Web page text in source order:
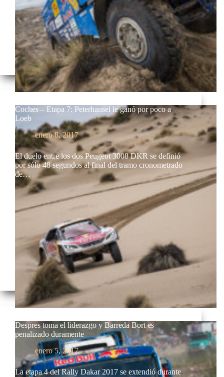
Coches – Etapa 7: Peterhansel le ganó por poco a
Loeb
enero 8, 2017
El duelo entre los dos Peugeot 3008 DKR se definió
por sólo 48 segundos al final del tramo cronometrado
de…
Despres toma el liderazgo y Barreda Bort es
penalizado duramente
enero 5, 2017
La etapa 4 del Rally Dakar 2017 se extendió durante